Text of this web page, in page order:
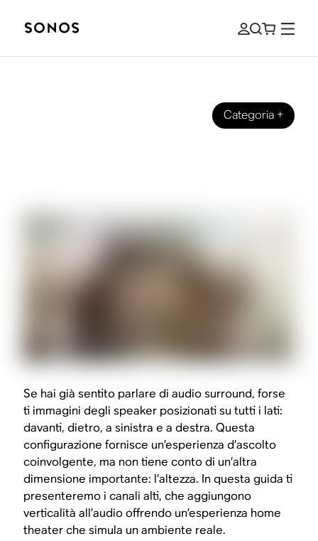
Categoria+
Se hai già sentito parlare di audio surround, forse
ti immagini degli speaker posizionati su tutti i lati:
davanti, dietro, a sinistra e a destra. Questa
configurazione fornisce un’esperienza d’ascolto
coinvolgente, ma non tiene conto di un’altra
dimensione importante: l’altezza. In questa guida ti
presenteremo i canali alti, che aggiungono
verticalità all’audio offrendo un’esperienza home
theater che simula un ambiente reale.